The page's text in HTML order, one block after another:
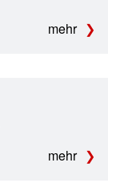
mehr
mehr